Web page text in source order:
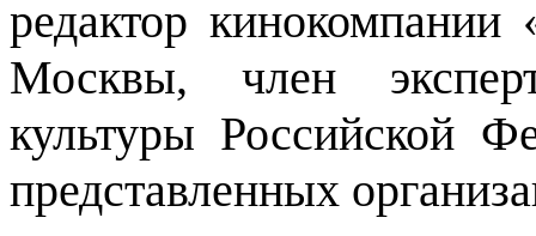
редактор
Москвы, член
культуры Российской
представленных